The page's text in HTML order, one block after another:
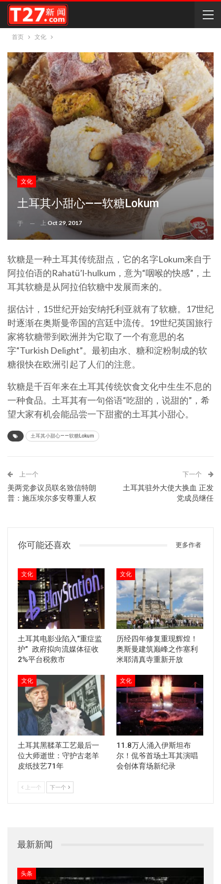
首页 文化
文化
土耳其小甜心——软糖Lokum
于 上 Oct 29, 2017
软糖是一种土耳其传统甜点，它的名字Lokum来自于
阿拉伯语的Rahatü’l-hulkum，意为“咽喉的快感”，土
耳其软糖是从阿拉伯软糖中发展而来的。
据估计，15世纪开始安纳托利亚就有了软糖。17世纪
时逐渐在奥斯曼帝国的宫廷中流传。19世纪英国旅行
家将软糖带到欧洲并为它取了一个有意思的名
字“Turkish Delight”。最初由水、糖和淀粉制成的软
糖很快在欧洲引起了人们的注意。
软糖是千百年来在土耳其传统饮食文化中生生不息的
一种食品。土耳其有一句俗语“吃甜的，说甜的”，希
望大家有机会能品尝一下甜蜜的土耳其小甜心。
土耳其小甜心——软糖Lokum
上一个
美两党参议员联名致信特朗
普：施压埃尔多安尊重人权
下一个
土耳其驻外大使大换血 正发
党成员继任
你可能还喜欢 更多作者
文化
土耳其电影业陷入“重症监
护” 政府拟向流媒体征收
2%平台税救市
文化
历经四年修复重现辉煌！
奥斯曼建筑巅峰之作塞利
米耶清真寺重新开放
文化
土耳其黑鞣革工艺最后一
位大师逝世：守护古老羊
皮纸技艺71年
文化
11.8万人涌入伊斯坦布
尔！侃爷首场土耳其演唱
会创体育场新纪录
上一个 下一个
最新新闻
头条